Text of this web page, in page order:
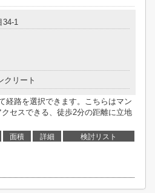
34-1
クリート
経路を選択できます。こちらはマン
セスできる、徒歩2分の距離に立地
面積 詳細 検討リスト